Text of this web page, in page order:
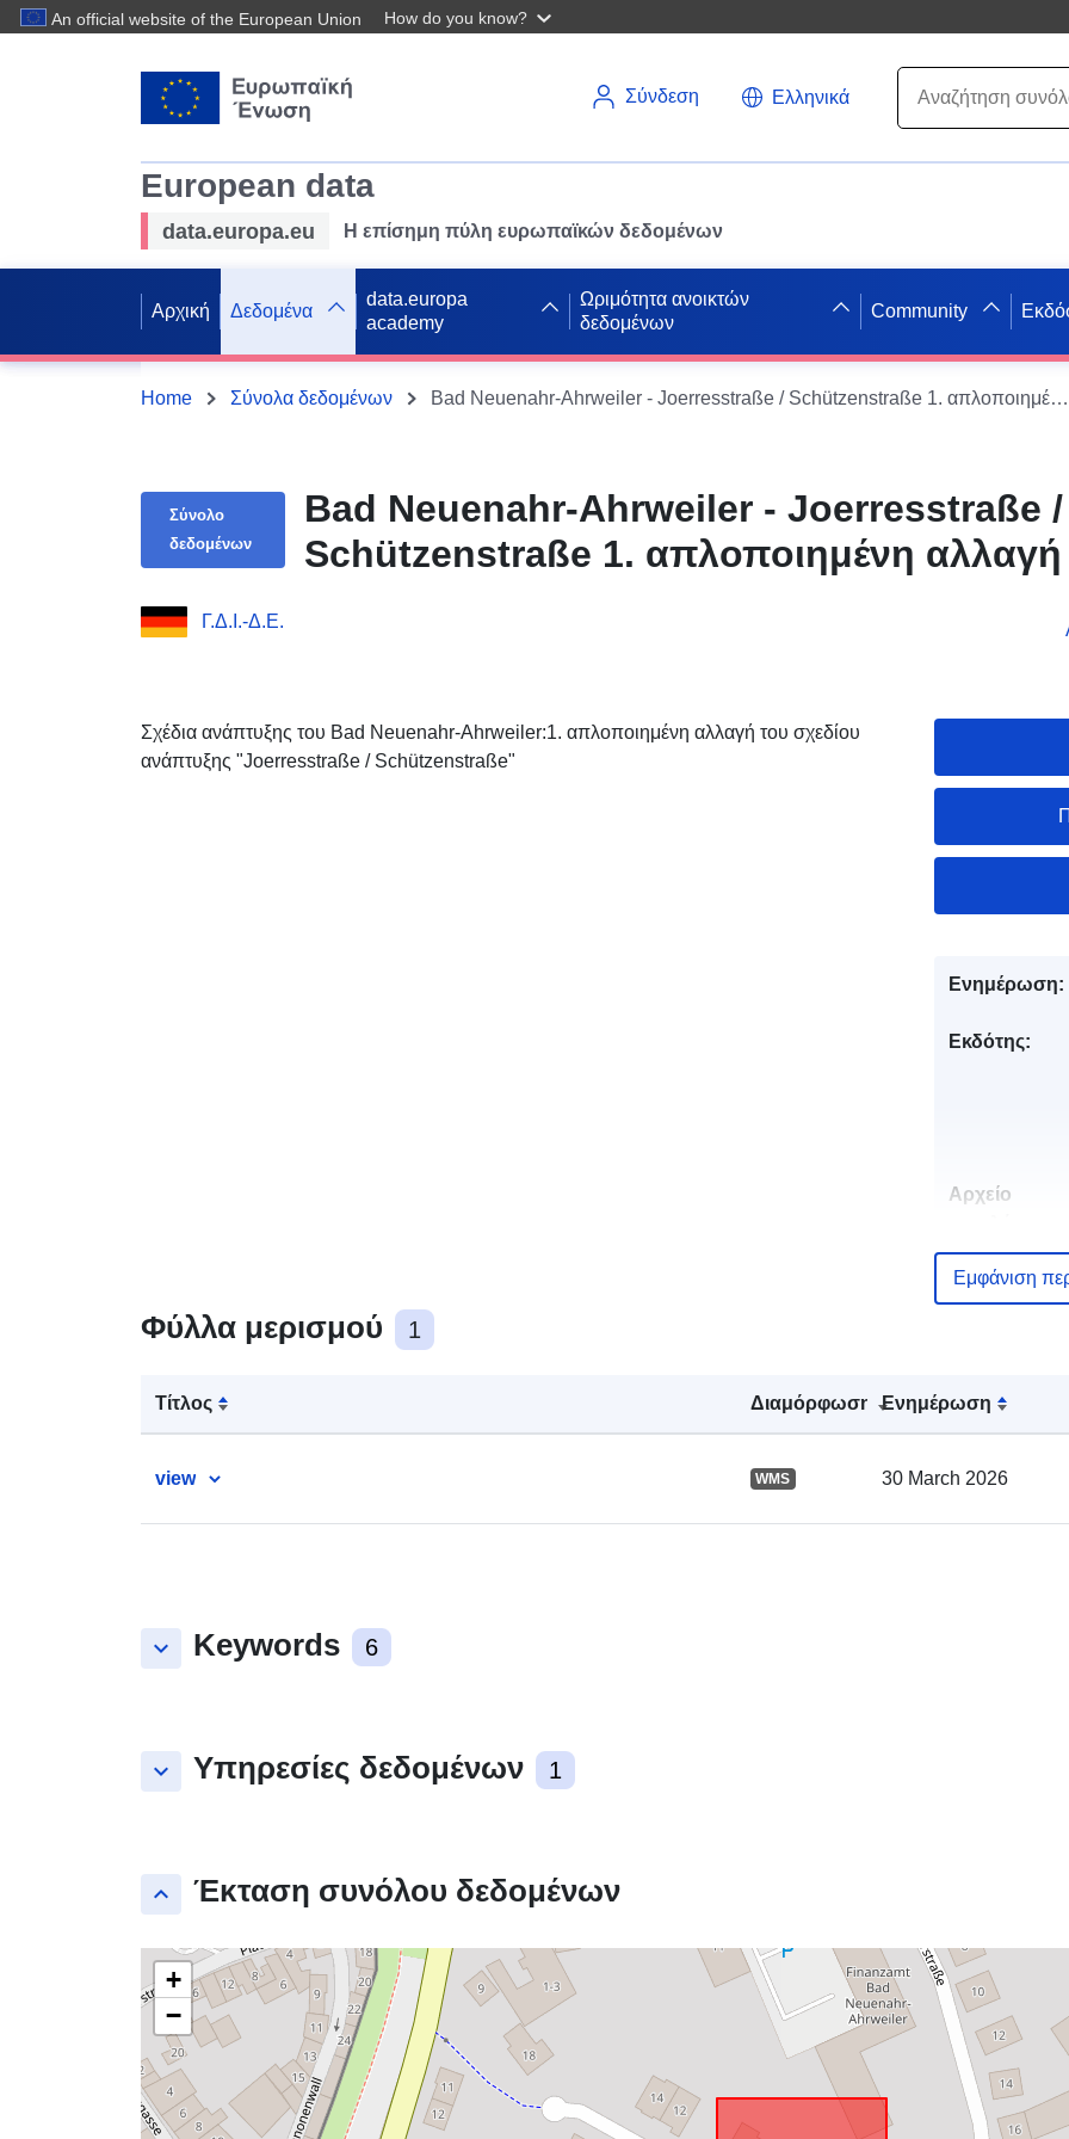
An official website of the European Union How do you know?
Σύνδεση Ελληνικά
European data
data.europa.eu Η επίσημη πύλη ευρωπαϊκών δεδομένων
Αρχική Δεδομένα
data.europa
academy
Ωριμότητα ανοικτών
δεδομένων
Community
Home Σύνολα δεδομένων Bad Neuenahr-Ahrweiler - Joerresstraße / Schützenstraße 1. απλοποιημένη αλλαγή
Σύνολο
δεδομένων
Bad Neuenahr-Ahrweiler - Joerresstraße /
Schützenstraße 1. απλοποιημένη αλλαγή
Γ.Δ.Ι.-Δ.Ε.
Σχέδια ανάπτυξης του Bad Neuenahr-Ahrweiler:1. απλοποιημένη αλλαγή του σχεδίου
ανάπτυξης "Joerresstraße / Schützenstraße"
Φύλλα μερισμού 1
Τίτλος Διαμόρφωση Ενημέρωση
view WMS 30 March 2026
keyboard_arrow_down Keywords 6
keyboard_arrow_down Υπηρεσίες δεδομένων 1
keyboard_arrow_up Έκταση συνόλου δεδομένων
+
−
Ενημέρωση:
Εκδότης:
Αρχείο
uriRef:
Εμφάνιση